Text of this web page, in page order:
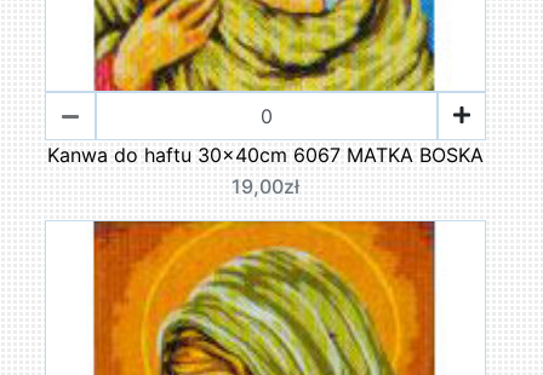
Kanwa do haftu 30x40cm 6067 MATKA BOSKA
19,00zł